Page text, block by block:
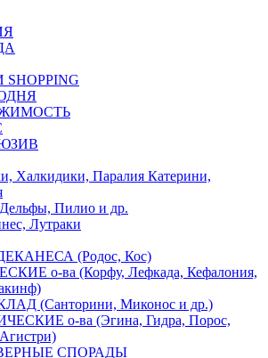
Халкидики, Паралия Катерини,
Пилио и др.
Лутраки
(Родос, Кос)
о-ва (Корфу, Лефкада, Кефалония,
(Санторини, Миконос и др.)
о-ва (Эгина, Гидра, Порос,
СПОРАДЫ